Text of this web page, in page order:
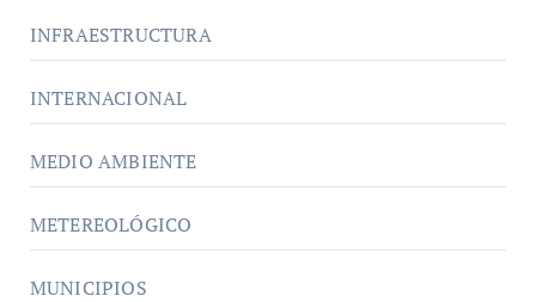
INFRAESTRUCTURA
INTERNACIONAL
MEDIO AMBIENTE
METEREOLÓGICO
MUNICIPIOS